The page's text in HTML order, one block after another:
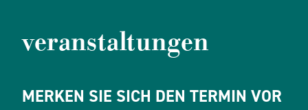
veranstaltungen
MERKEN SIE SICH DEN TERMIN VOR